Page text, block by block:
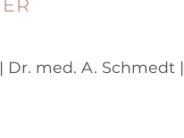
Dr. med. A. Schmedt |